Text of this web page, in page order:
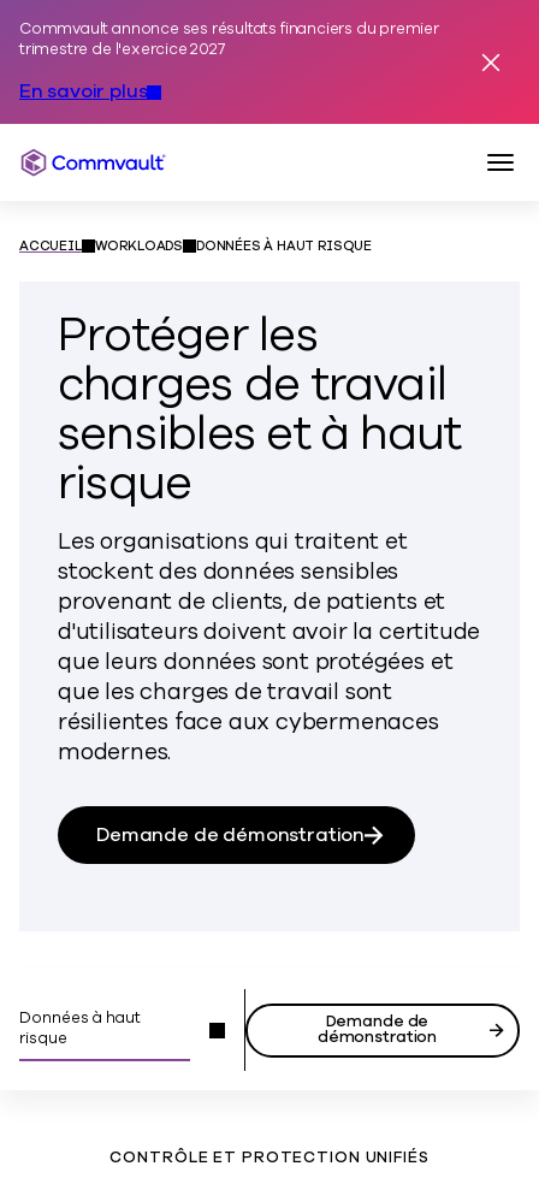
Commvault annonce ses résultats financiers du premier
trimestre de l'exercice 2027
En savoir plus
Commvault
ACCUEIL WORKLOADS DONNÉES À HAUT RISQUE
Protéger les
charges de travail
sensibles et à haut
risque
Les organisations qui traitent et
stockent des données sensibles
provenant de clients, de patients et
d'utilisateurs doivent avoir la certitude
que leurs données sont protégées et
que les charges de travail sont
résilientes face aux cybermenaces
modernes.
Demande de démonstration
Données à haut
risque
Demande de
démonstration
CONTRÔLE ET PROTECTION UNIFIÉS